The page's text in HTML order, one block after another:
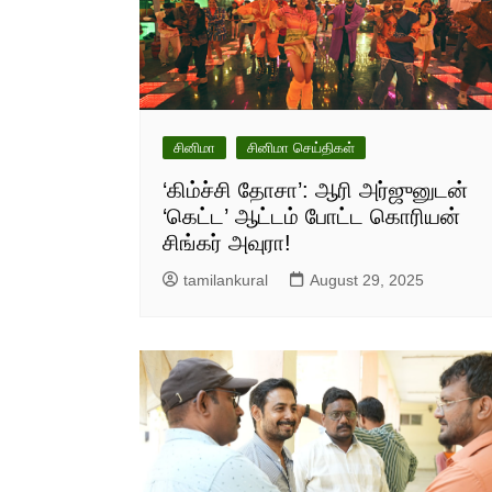
சினிமா சினிமா செய்திகள்
‘கிம்ச்சி தோசா’: ஆரி அர்ஜுனுடன்
‘கெட்ட’ ஆட்டம் போட்ட கொரியன்
சிங்கர் அவுரா!
tamilankural August 29, 2025